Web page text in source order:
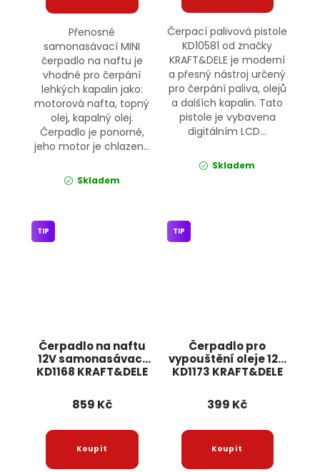
Přenosné
samonasávací MINI
čerpadlo na naftu je
vhodné pro čerpání
lehkých kapalin jako:
motorová nafta, topný
olej, kapalný olej.
Čerpadlo je ponorné,
jeho motor je chlazen...
Skladem
Čerpací palivová pistole
KD10581 od značky
KRAFT&DELE je moderní
a přesný nástroj určený
pro čerpání paliva, olejů
a dalších kapalin. Tato
pistole je vybavena
digitálním LCD...
Skladem
Čerpadlo na naftu
12V samonasávací
KD1168 KRAFT&DELE
TIP
859 Kč
Čerpadlo pro
vypouštění oleje 12V
KD1173 KRAFT&DELE
TIP
399 Kč